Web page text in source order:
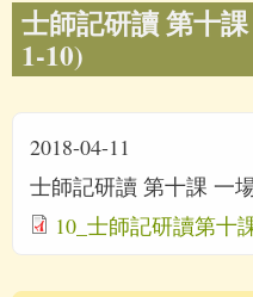
士師記研讀 第十
1-10)
2018-04-11
士師記研讀 第十課 一
10_士師記研讀第十